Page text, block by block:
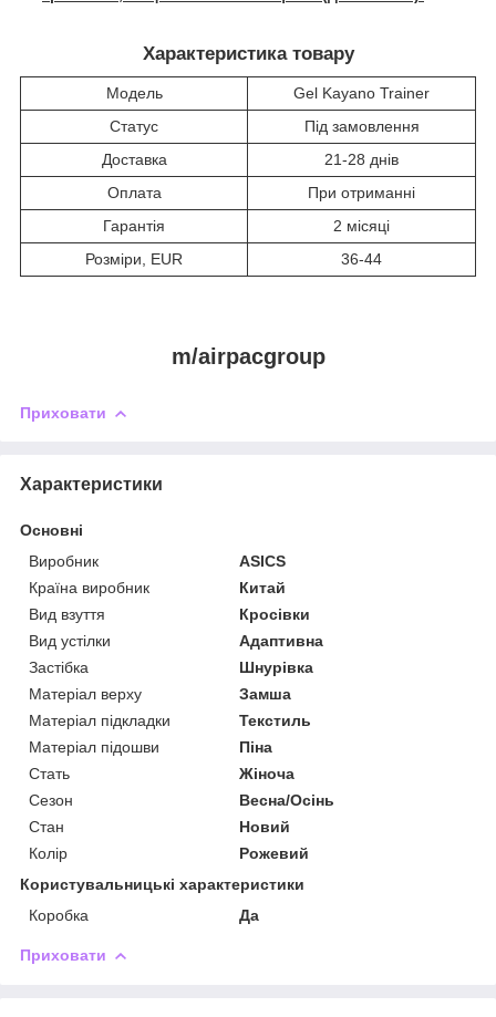
Характеристика товару
Модель
Gel Kayano Trainer
Статус
Під замовлення
Доставка
21-28 днів
Оплата
При отриманні
Гарантія
2 місяці
Розміри, EUR
36-44
m/airpacgroup
Приховати
Характеристики
Основні
Виробник
ASICS
Країна виробник
Китай
Вид взуття
Кросівки
Вид устілки
Адаптивна
Застібка
Шнурівка
Матеріал верху
Замша
Матеріал підкладки
Текстиль
Матеріал підошви
Піна
Стать
Жіноча
Сезон
Весна/Осінь
Стан
Новий
Колір
Рожевий
Користувальницькі характеристики
Коробка
Да
Приховати